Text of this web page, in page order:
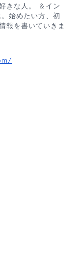
きな人。 ＆イン
始めたい方、初
報を書いていきま